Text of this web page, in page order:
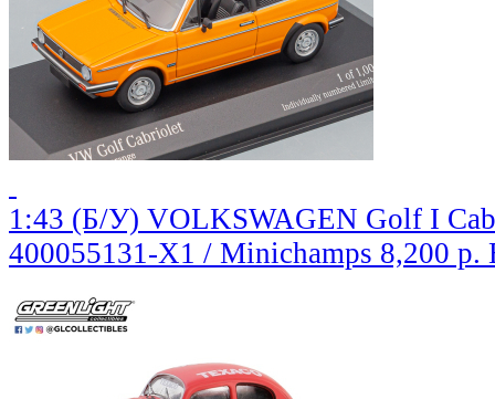
1:43 (Б/У) VOLKSWAGEN Golf I
400055131-X1 / Minichamps 8,200 р.